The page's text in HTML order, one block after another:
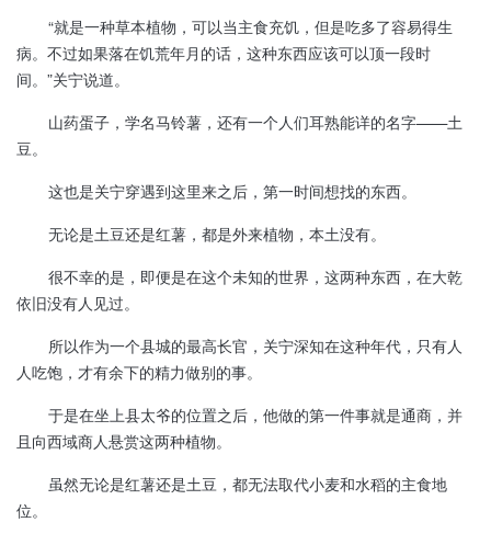
“就是一种草本植物，可以当主食充饥，但是吃多了容易得生
病。不过如果落在饥荒年月的话，这种东西应该可以顶一段时
间。”关宁说道。
山药蛋子，学名马铃薯，还有一个人们耳熟能详的名字——土
豆。
这也是关宁穿遇到这里来之后，第一时间想找的东西。
无论是土豆还是红薯，都是外来植物，本土没有。
很不幸的是，即便是在这个未知的世界，这两种东西，在大乾
依旧没有人见过。
所以作为一个县城的最高长官，关宁深知在这种年代，只有人
人吃饱，才有余下的精力做别的事。
于是在坐上县太爷的位置之后，他做的第一件事就是通商，并
且向西域商人悬赏这两种植物。
虽然无论是红薯还是土豆，都无法取代小麦和水稻的主食地
位。